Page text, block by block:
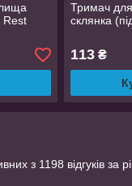
Rest
Тримач
склянка
113₴
з 1198 відгуків за